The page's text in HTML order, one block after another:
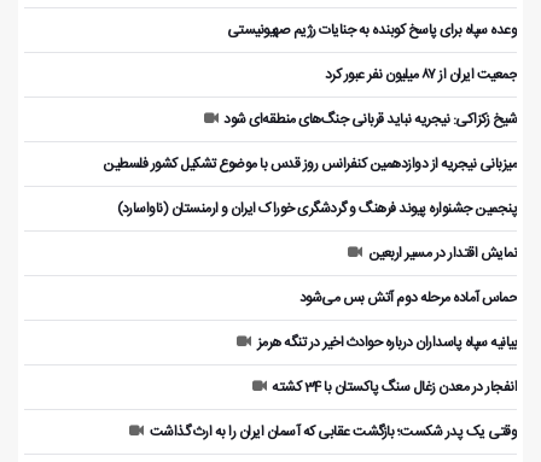
وعده سپاه برای پاسخ کوبنده به جنایات رژیم صهیونیستی
جمعیت ایران از ۸۷ میلیون نفر عبور کرد
شیخ زکزاکی: نیجریه نباید قربانی جنگ‌های منطقه‌ای شود
میزبانی نیجریه از دوازدهمین کنفرانس روز قدس با موضوع تشکیل کشور فلسطین
پنجمین جشنواره پیوند فرهنگ و گردشگر‌ی خوراک ایران و ارمنستان (ناواسارد)
نمایش اقتدار در مسیر اربعین
حماس آماده مرحله دوم آتش بس می‌شود
بیانیه سپاه پاسداران درباره حوادث اخیر در تنگه هرمز
انفجار در معدن زغال سنگ پاکستان با 34 کشته
وقتی یک پدر شکست؛ بازگشت عقابی که آسمان ایران را به ارث گذاشت